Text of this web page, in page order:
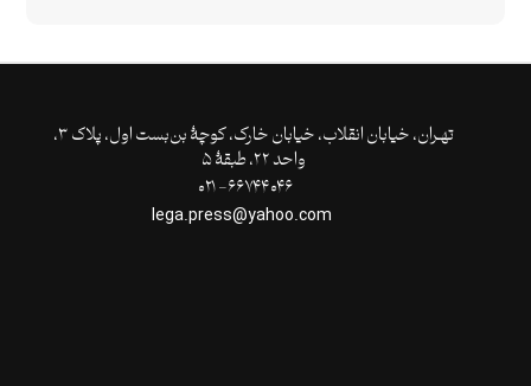
تهـران،‌ خیابان انقلاب، خیابان خارک، کوچۀ بن‌بست اول، پلاک ۳،
واحد ۲۲، طبقۀ ۵